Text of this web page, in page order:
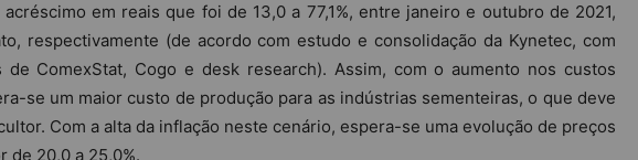
em reais que foi de 13,0 a 77,1%, entre janeiro e outubro de 2021,
respectivamente (de acordo com estudo e consolidação da Kynetec, com
de ComexStat, Cogo e desk research). Assim, com o aumento nos custos
se um maior custo de produção para as indústrias sementeiras, o que deve
Com a alta da inflação neste cenário, espera-se uma evolução de preços
de 20,0 a 25,0%.